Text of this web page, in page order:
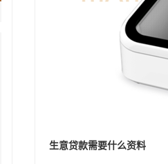
生意贷款需要什么资料